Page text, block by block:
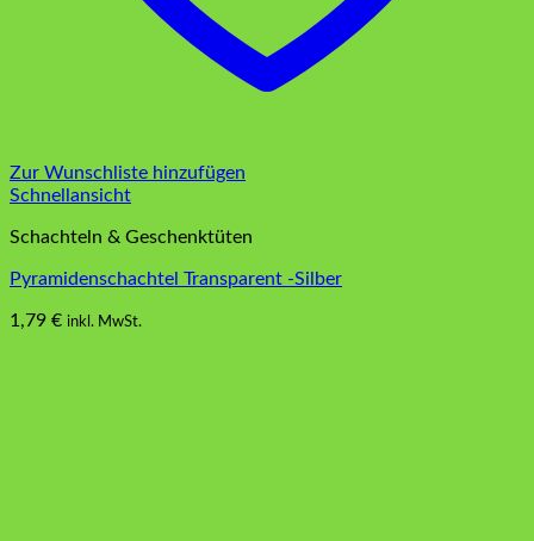
Zur Wunschliste hinzufügen
Schnellansicht
Schachteln & Geschenktüten
Pyramidenschachtel Transparent -Silber
1,79 € inkl. MwSt.